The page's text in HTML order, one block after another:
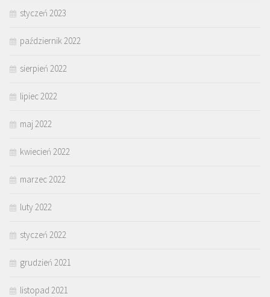
styczeń 2023
październik 2022
sierpień 2022
lipiec 2022
maj 2022
kwiecień 2022
marzec 2022
luty 2022
styczeń 2022
grudzień 2021
listopad 2021